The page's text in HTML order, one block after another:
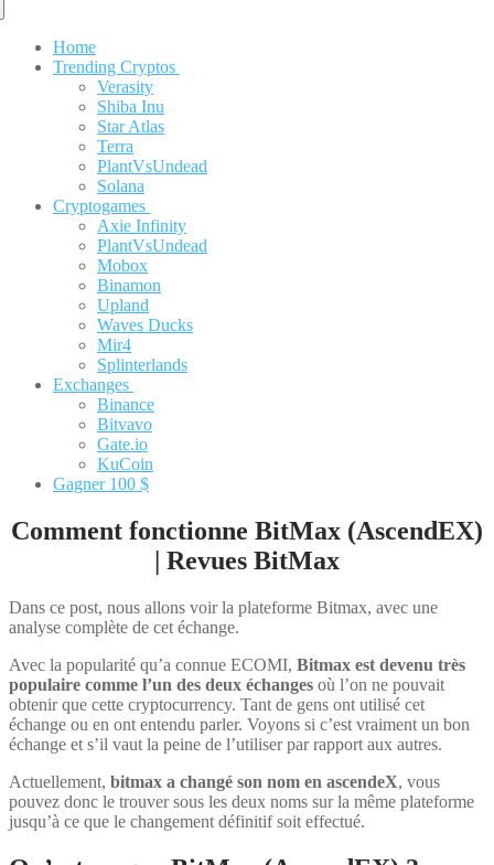
Home
Trending Cryptos
Verasity
Shiba Inu
Star Atlas
Terra
PlantVsUndead
Solana
Cryptogames
Axie Infinity
PlantVsUndead
Mobox
Binamon
Upland
Waves Ducks
Mir4
Splinterlands
Exchanges
Binance
Bitvavo
Gate.io
KuCoin
Gagner 100 $
Comment fonctionne BitMax (AscendEX)
| Revues BitMax
Dans ce post, nous allons voir la plateforme Bitmax, avec une
analyse complète de cet échange.
Avec la popularité qu’a connue ECOMI, Bitmax est devenu très
populaire comme l’un des deux échanges où l’on ne pouvait
obtenir que cette cryptocurrency. Tant de gens ont utilisé cet
échange ou en ont entendu parler. Voyons si c’est vraiment un bon
échange et s’il vaut la peine de l’utiliser par rapport aux autres.
Actuellement, bitmax a changé son nom en ascendeX, vous
pouvez donc le trouver sous les deux noms sur la même plateforme
jusqu’à ce que le changement définitif soit effectué.